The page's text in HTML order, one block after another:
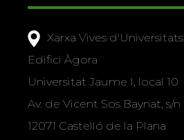
Xarxa Vives d'Universitats
Edifici Àgora
Universitat Jaume I, local 10
Av. de Vicent Sos Baynat, s/n
12071 Castelló de la Plana